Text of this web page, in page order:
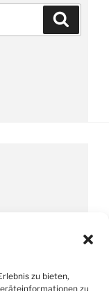
zu bieten,
zu